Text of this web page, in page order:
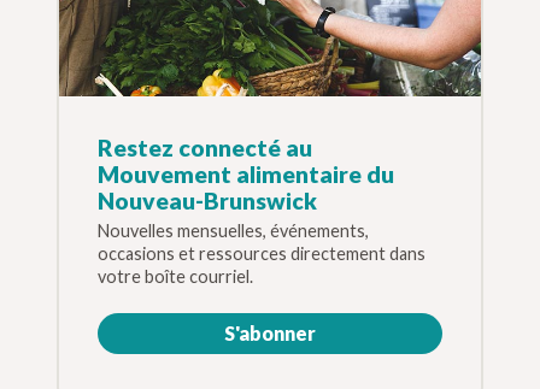
Restez connecté au
Mouvement alimentaire du
Nouveau-Brunswick
Nouvelles mensuelles, événements,
occasions et ressources directement dans
votre boîte courriel.
S'abonner